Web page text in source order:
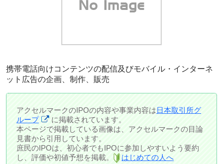
携帯電話向けコンテンツの配信及びモバイル・インターネ
ット広告の企画、制作、販売
アクセルマークのIPOの内容や事業内容は日本取引所グ
ループ
に掲載されています。
本ページで掲載している画像は、アクセルマークの目論
見書から引用しています。
庶民のIPOは、初心者でもIPOに参加しやすいよう要約
し、評価や初値予想を掲載。
はじめての人へ